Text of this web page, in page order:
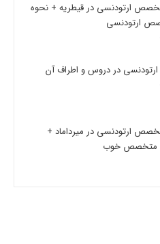
ارتودنسی در قیطریه + نحوه
ارتودنسی
در دروس و اطراف آن
ارتودنسی در میرداماد +
متخصص خوب